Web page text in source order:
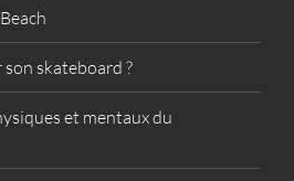
skateboard ?
et mentaux du